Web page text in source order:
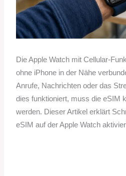
Die Apple Watch mit Cellular-
ohne iPhone in der Nähe
Anrufe, Nachrichten oder das
dies funktioniert, muss die eSIM
werden. Dieser Artikel erklärt
eSIM auf der Apple Watch